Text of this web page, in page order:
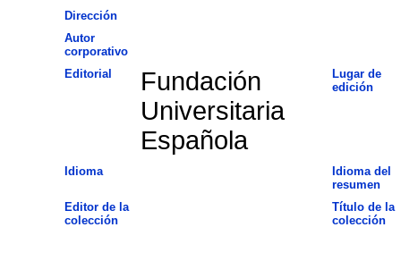
Dirección
Autor
corporativo
Editorial
Fundación
Universitaria
Española
Lugar de
edición
Idioma
Idioma del
resumen
Editor de la
colección
Título de la
colección